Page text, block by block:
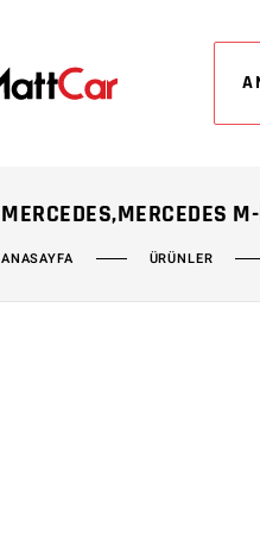
MERCEDES,MERCEDES
ANASAYFA ÜRÜNLER